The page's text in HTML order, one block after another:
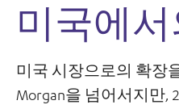
미국에서
미국 시장으로의 확장
Morgan을 넘어서지만,